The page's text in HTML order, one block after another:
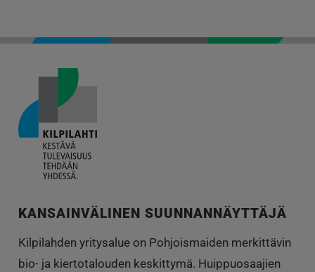
KANSAINVÄLINEN SUUNNANNÄYTTÄJÄ
Kilpilahden yritysalue on Pohjoismaiden merkittävin
bio- ja kiertotalouden keskittymä. Huippuosaajien